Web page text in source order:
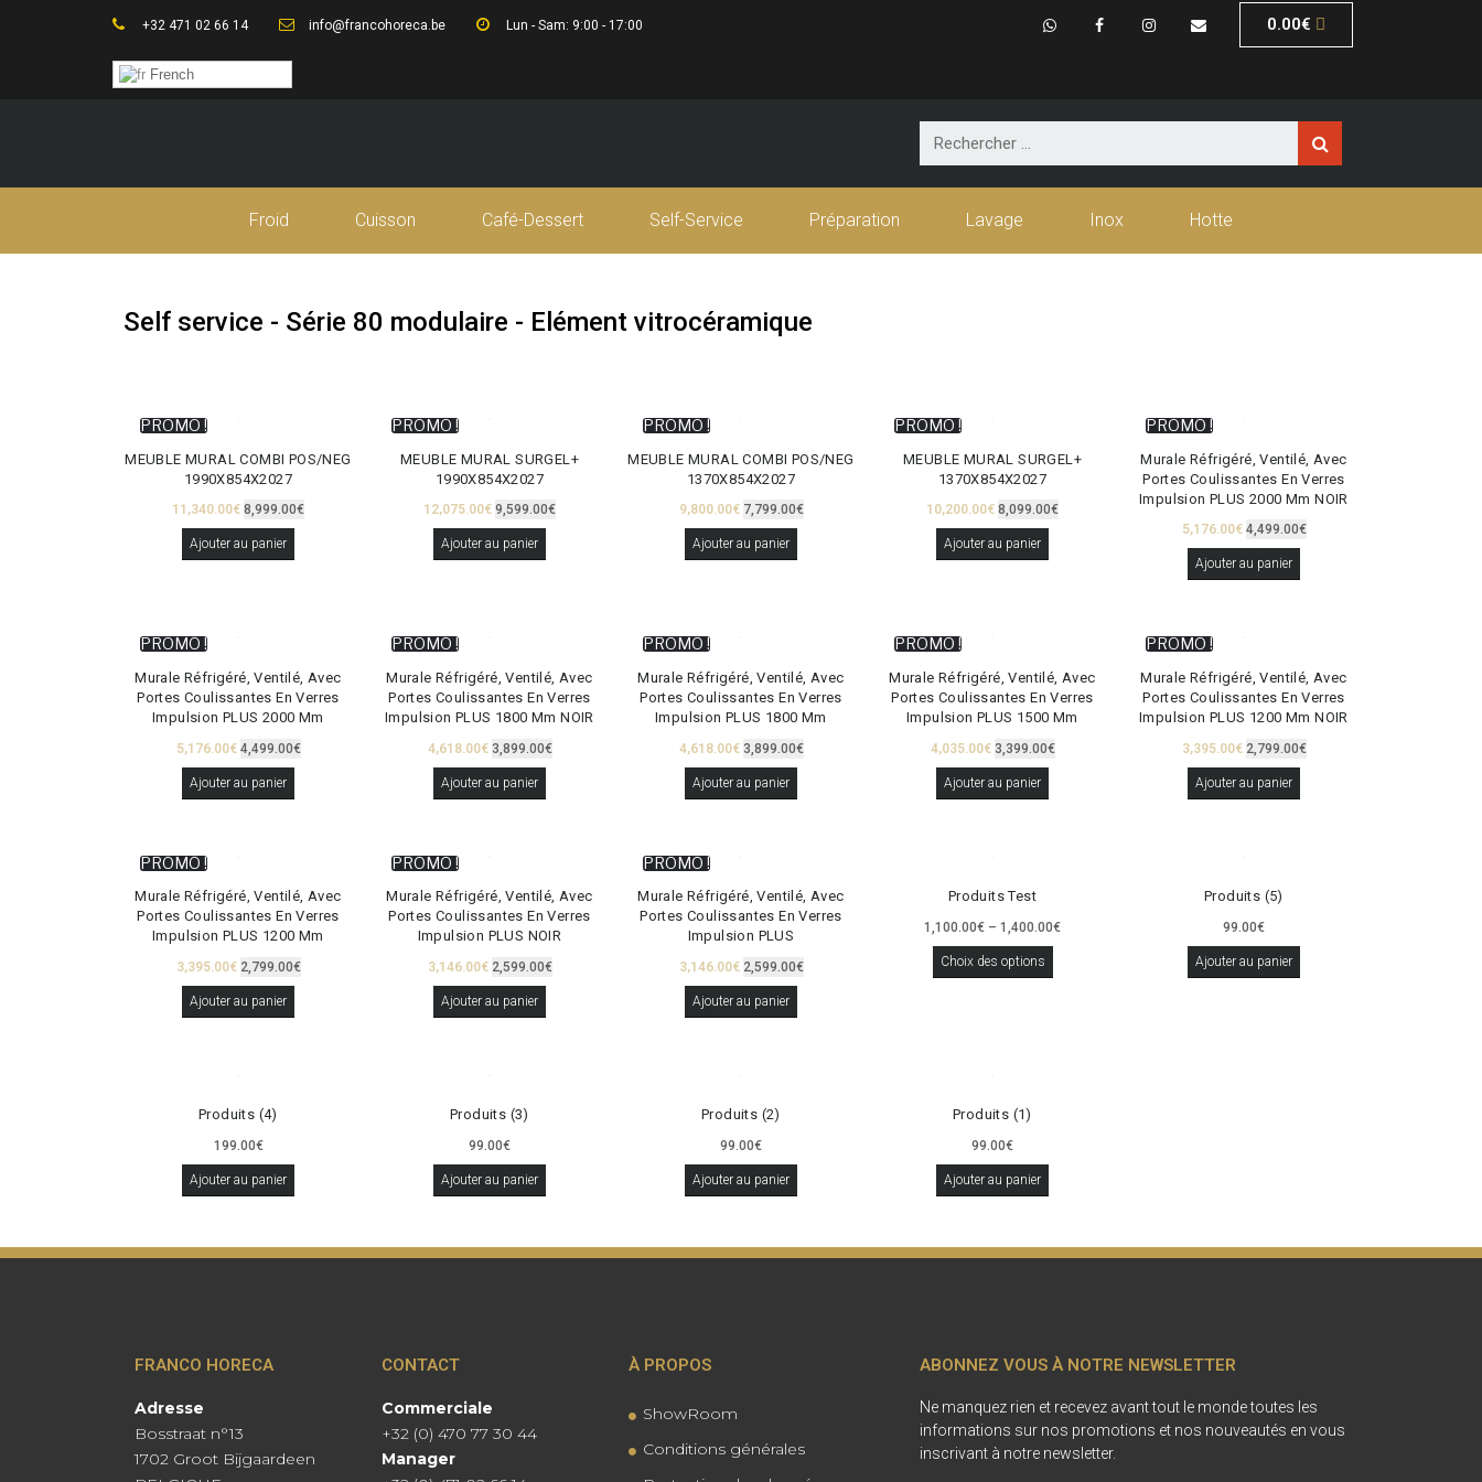
+32 471 02 66 14 info@francohoreca.be Lun - Sam: 9:00 - 17:00 0.00€
French
Froid Cuisson Café-Dessert Self-Service Préparation Lavage Inox Hotte
Self service - Série 80 modulaire - Elément vitrocéramique
PROMO !
MEUBLE MURAL COMBI POS/NEG
1990X854X2027
11,340.00€ 8,999.00€
Ajouter au panier
PROMO !
MEUBLE MURAL SURGEL+
1990X854X2027
12,075.00€ 9,599.00€
Ajouter au panier
PROMO !
MEUBLE MURAL COMBI POS/NEG
1370X854X2027
9,800.00€ 7,799.00€
Ajouter au panier
PROMO !
MEUBLE MURAL SURGEL+
1370X854X2027
10,200.00€ 8,099.00€
Ajouter au panier
PROMO !
Murale Réfrigéré, Ventilé, Avec
Portes Coulissantes En Verres
Impulsion PLUS 2000 Mm NOIR
5,176.00€ 4,499.00€
Ajouter au panier
PROMO !
Murale Réfrigéré, Ventilé, Avec
Portes Coulissantes En Verres
Impulsion PLUS 2000 Mm
5,176.00€ 4,499.00€
Ajouter au panier
PROMO !
Murale Réfrigéré, Ventilé, Avec
Portes Coulissantes En Verres
Impulsion PLUS 1800 Mm NOIR
4,618.00€ 3,899.00€
Ajouter au panier
PROMO !
Murale Réfrigéré, Ventilé, Avec
Portes Coulissantes En Verres
Impulsion PLUS 1800 Mm
4,618.00€ 3,899.00€
Ajouter au panier
PROMO !
Murale Réfrigéré, Ventilé, Avec
Portes Coulissantes En Verres
Impulsion PLUS 1500 Mm
4,035.00€ 3,399.00€
Ajouter au panier
PROMO !
Murale Réfrigéré, Ventilé, Avec
Portes Coulissantes En Verres
Impulsion PLUS 1200 Mm NOIR
3,395.00€ 2,799.00€
Ajouter au panier
PROMO !
Murale Réfrigéré, Ventilé, Avec
Portes Coulissantes En Verres
Impulsion PLUS 1200 Mm
3,395.00€ 2,799.00€
Ajouter au panier
PROMO !
Murale Réfrigéré, Ventilé, Avec
Portes Coulissantes En Verres
Impulsion PLUS NOIR
3,146.00€ 2,599.00€
Ajouter au panier
PROMO !
Murale Réfrigéré, Ventilé, Avec
Portes Coulissantes En Verres
Impulsion PLUS
3,146.00€ 2,599.00€
Ajouter au panier
Produits Test
1,100.00€ – 1,400.00€
Choix des options
Produits (5)
99.00€
Ajouter au panier
Produits (4)
199.00€
Ajouter au panier
Produits (3)
99.00€
Ajouter au panier
Produits (2)
99.00€
Ajouter au panier
Produits (1)
99.00€
Ajouter au panier
FRANCO HORECA
Adresse
Bosstraat n°13
1702 Groot Bijgaardeen
CONTACT
Commerciale
+32 (0) 470 77 30 44
Manager
À PROPOS
ShowRoom
Conditions générales
ABONNEZ VOUS À NOTRE NEWSLETTER
Ne manquez rien et recevez avant tout le monde toutes les
informations sur nos promotions et nos nouveautés en vous
inscrivant à notre newsletter.